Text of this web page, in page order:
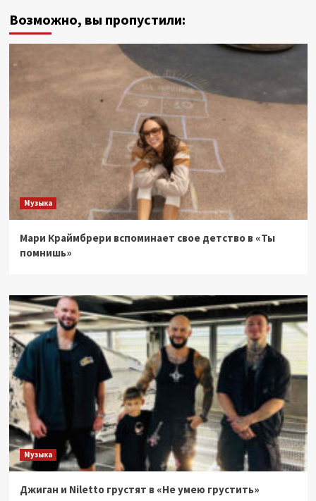
Возможно, вы пропустили:
Музыка
Мари Краймбрери вспоминает свое детство в «Ты
помнишь»
Музыка
Джиган и Niletto грустят в «Не умею грустить»